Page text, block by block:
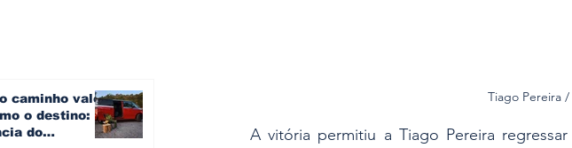
Tiago Pereira
A vitória permitiu a Tiago Pereira
caminho vale
o destino: a
do